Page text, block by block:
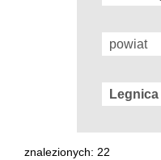
znalezionych: 22